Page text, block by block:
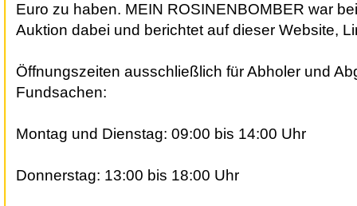
Euro zu haben. MEIN ROSINENBOMBER war
Auktion dabei und berichtet auf dieser Website,
Öffnungszeiten ausschließlich für Abholer und
Fundsachen:
Montag und Dienstag: 09:00 bis 14:00 Uhr
Donnerstag: 13:00 bis 18:00 Uhr